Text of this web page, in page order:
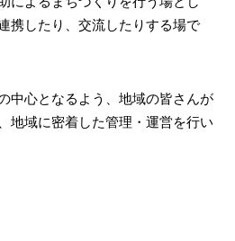
携したり、交流したりする場で
中心となるよう、地域の皆さんが
地域に密着した管理・運営を行い